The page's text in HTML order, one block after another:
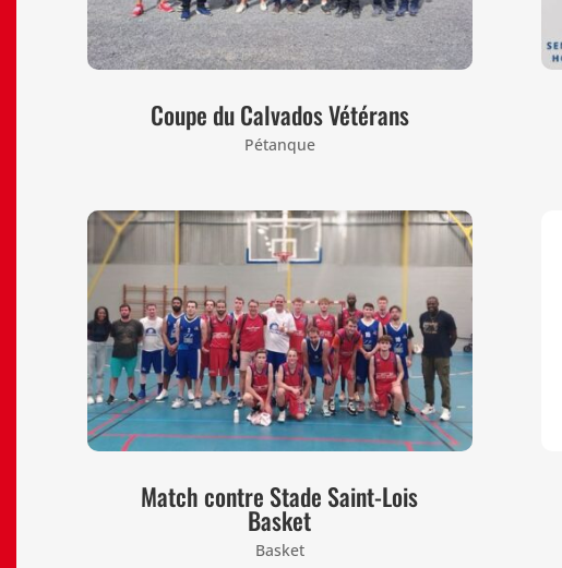
Coupe du Calvados Vétérans
Pétanque
Match contre Stade Saint-Lois
Basket
Basket